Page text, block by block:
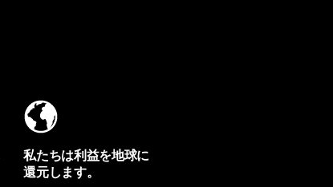
私たちは利益を地球に
還元します。